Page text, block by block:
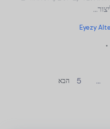
Eyezy
…
5 הבא